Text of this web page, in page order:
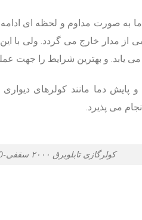
به صورت مداوم و لحظه ای ادامه
از مدار خارج می گردد. ولی با
می یابد. و بهترین شرایط را جهت
دما مانند کولرهای
می پذیرد.
کولرگازی تابلوبرق ۲۰۰۰ سقفی-br2000